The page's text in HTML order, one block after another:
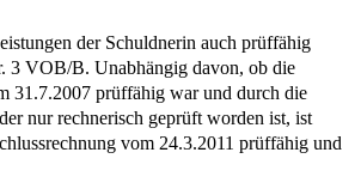
der Schuldnerin auch prüffähig
3 VOB/B. Unabhängig davon, ob die
31.7.2007 prüffähig war und durch die
nur rechnerisch geprüft worden ist, ist
vom 24.3.2011 prüffähig und